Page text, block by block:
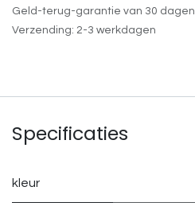
Geld-terug-garantie van 30 dagen
Verzending: 2-3 werkdagen
Specificaties
kleur